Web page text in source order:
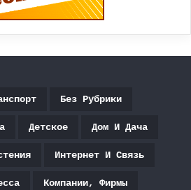
Без Рубрики
Детское Дом И Дача
Интернет И Связь
Компании, Фирмы